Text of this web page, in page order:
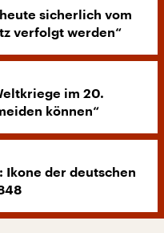
sicherlich vom
verfolgt werden“
im 20.
können“
Ikone der deutschen